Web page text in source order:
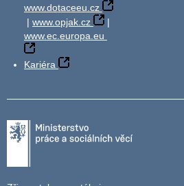
www.dotaceeu.cz
| www.opjak.cz
|
www.ec.europa.eu
Kariéra